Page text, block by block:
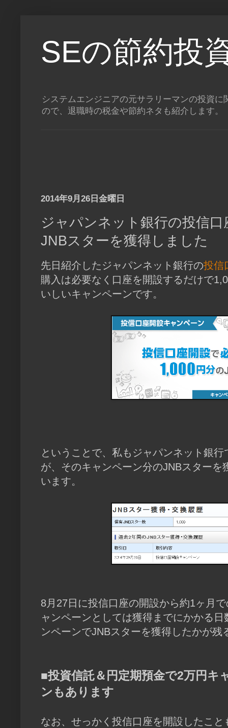
SEの節約投
システムエンジニアの元サラリーマンの投資
ので、退職時の税金や節約ネタも紹介します。
2014年9月26日金曜日
ジャパンネット銀行の投信
JNBスターを獲得しました
先日紹介したジャパンネット銀行の投信
購入は必要なく口座を開設するだけで
いしいキャンペーンです。
ということで、私もジャパンネット銀
が、そのキャンペーン分のJNBスター
います。
8月27日に投信口座の開設から約1ヶ月
ャンペーンとしては獲得までにかかる
ンペーンでJNBスターを獲得したかが
■投資信託＆円定期預金で2万円
ンもあります
なお、せっかく投信口座を開設したこと